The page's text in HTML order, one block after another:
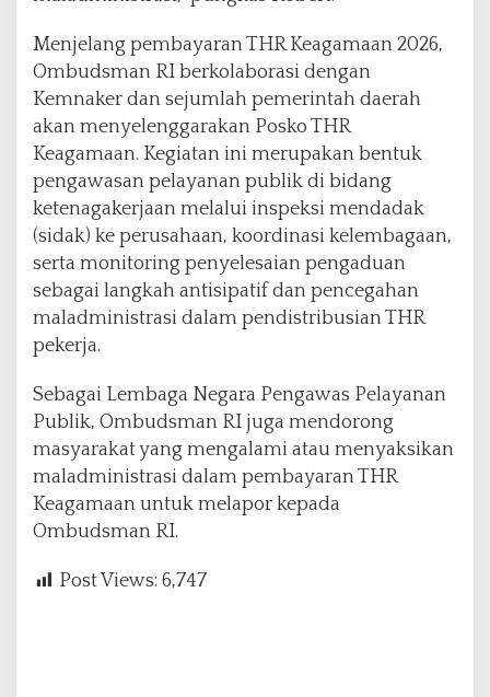
Menjelang pembayaran THR Keagamaan 2026,
Ombudsman RI berkolaborasi dengan
Kemnaker dan sejumlah pemerintah daerah
akan menyelenggarakan Posko THR
Keagamaan. Kegiatan ini merupakan bentuk
pengawasan pelayanan publik di bidang
ketenagakerjaan melalui inspeksi mendadak
(sidak) ke perusahaan, koordinasi kelembagaan,
serta monitoring penyelesaian pengaduan
sebagai langkah antisipatif dan pencegahan
maladministrasi dalam pendistribusian THR
pekerja.
Sebagai Lembaga Negara Pengawas Pelayanan
Publik, Ombudsman RI juga mendorong
masyarakat yang mengalami atau menyaksikan
maladministrasi dalam pembayaran THR
Keagamaan untuk melapor kepada
Ombudsman RI.
Post Views: 6,747